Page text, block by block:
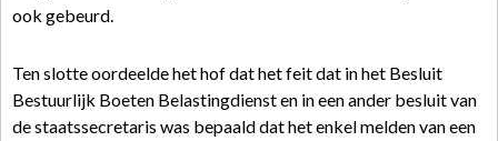
ook gebeurd.
Ten slotte oordeelde het hof dat het feit dat in het Besluit
Bestuurlijk Boeten Belastingdienst en in een ander besluit van
de staatssecretaris was bepaald dat het enkel melden van een